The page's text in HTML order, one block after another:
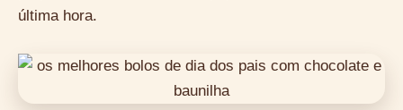
última hora.